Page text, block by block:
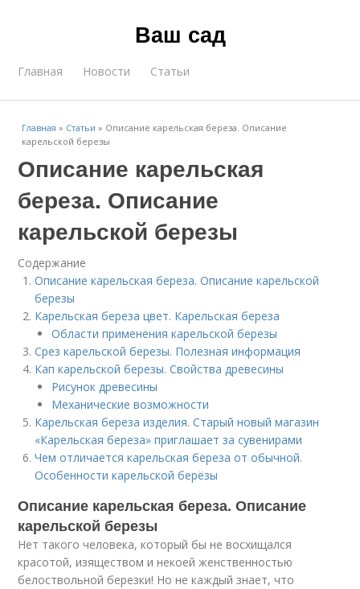
Ваш сад
Главная Новости Статьи
Главная » Статьи » Описание карельская береза. Описание
карельской березы
Описание карельская
береза. Описание
карельской березы
Содержание
Описание карельская береза. Описание карельской
березы
Карельская береза цвет. Карельская береза
Области применения карельской березы
Срез карельской березы. Полезная информация
Кап карельской березы. Свойства древесины
Рисунок древесины
Механические возможности
Карельская береза изделия. Старый новый магазин
«Карельская береза» приглашает за сувенирами
Чем отличается карельская береза от обычной.
Особенности карельской берёзы
Описание карельская береза. Описание
карельской березы
Нет такого человека, который бы не восхищался
красотой, изяществом и некоей женственностью
белоствольной березки! Но не каждый знает, что